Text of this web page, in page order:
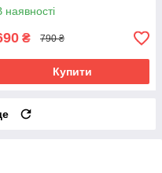
наявності
₴ 790 ₴
Купити